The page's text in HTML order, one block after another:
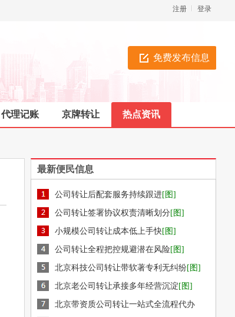
登录
注册
免费发布信息
代理记账 京牌转让 热点资讯
最新便民信息
公司转让后配套服务持续跟进[图]
公司转让签署协议权责清晰划分[图]
小规模公司转让成本低上手快[图]
公司转让全程把控规避潜在风险[图]
北京科技公司转让带软著专利无纠纷[图]
北京老公司转让承接多年经营沉淀 [图]
北京带资质公司转让一站式全流程代办